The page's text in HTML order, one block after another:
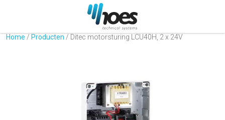
Home / Producten / Ditec motorsturing LCU40H, 2 x 24V